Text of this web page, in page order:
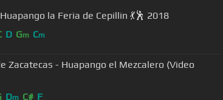
la Feria de Cepillin 💃🕺 2018
D Gm Cm
Zacatecas - Huapango el Mezcalero (Video
Dm C# F